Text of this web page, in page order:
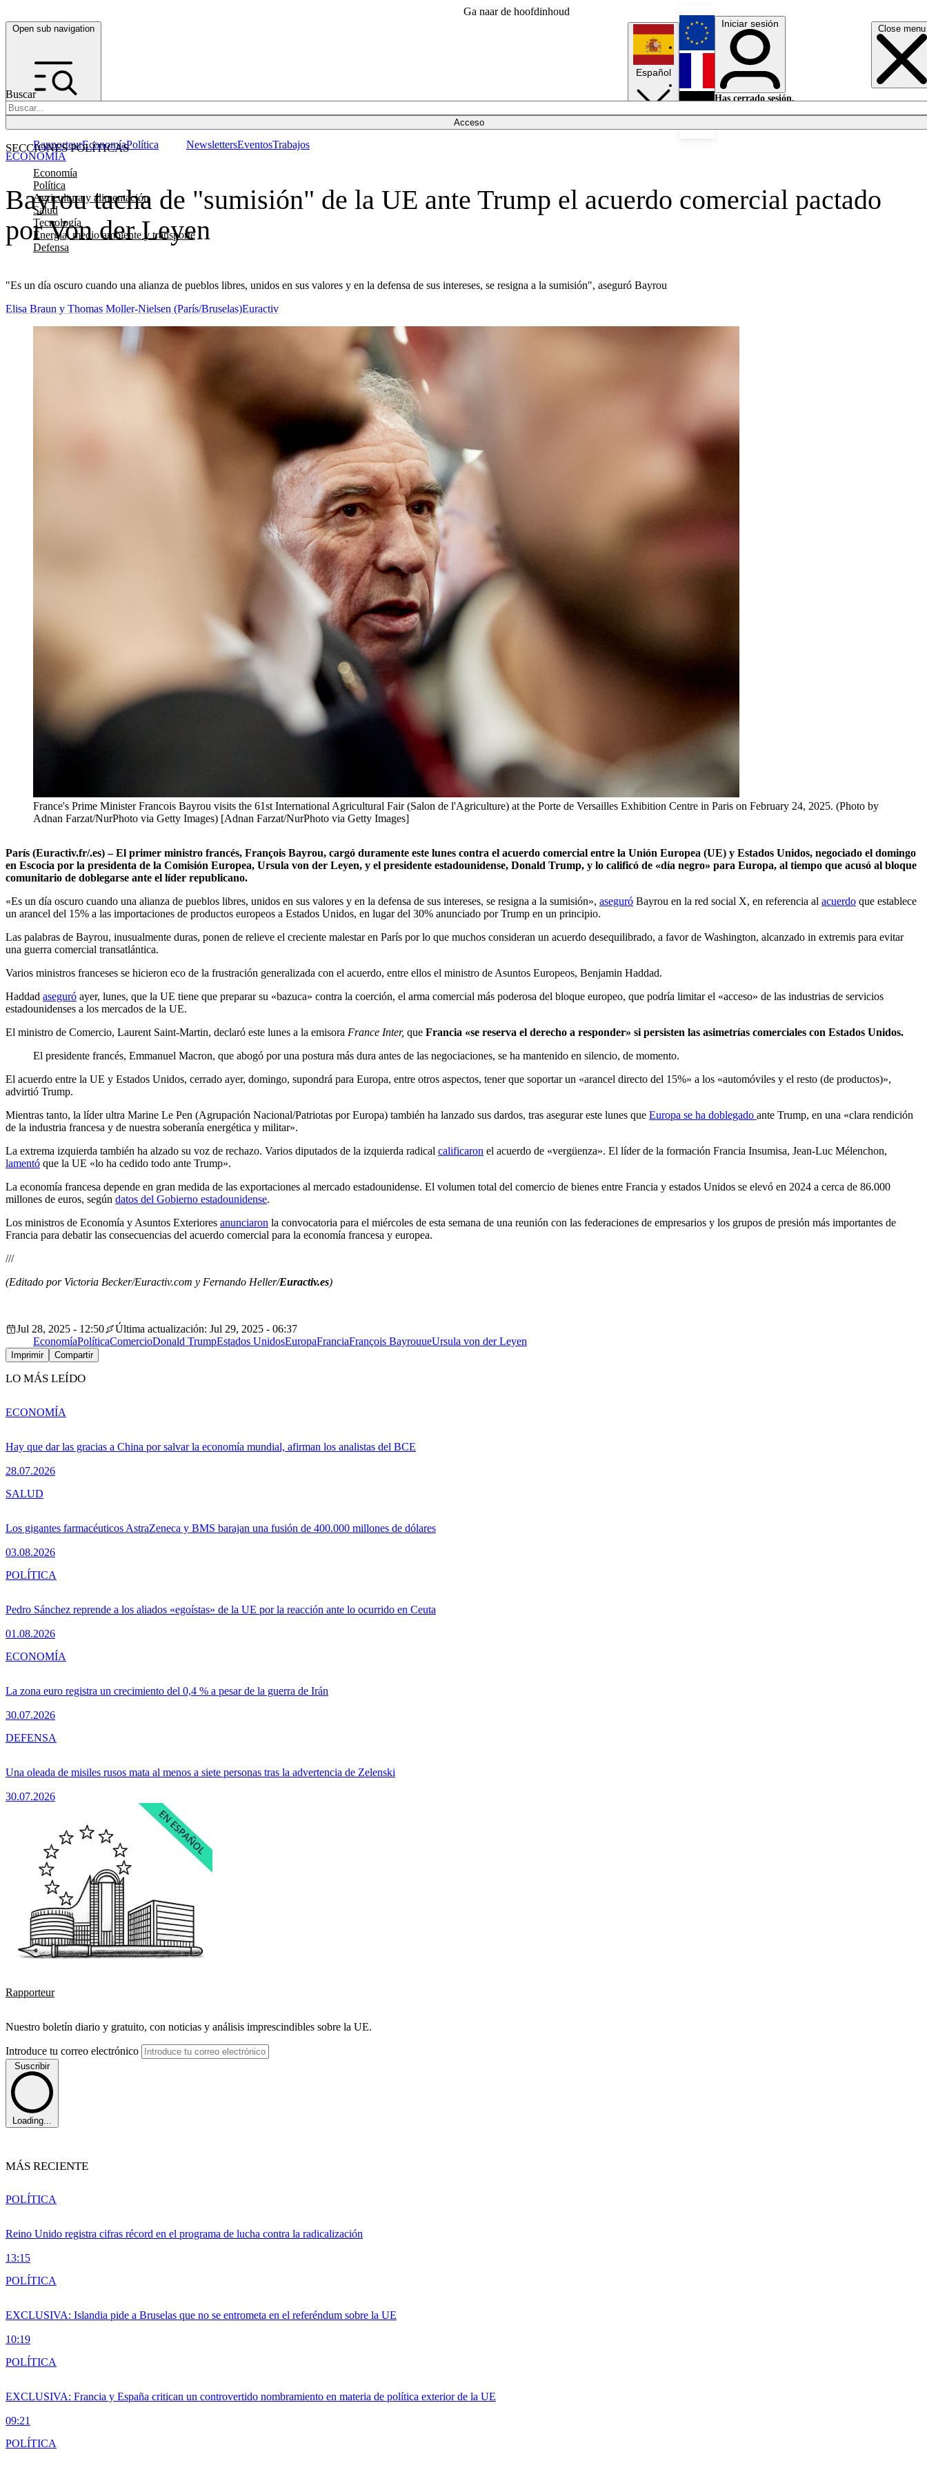
Ga naar de hoofdinhoud
Open sub navigation Close menu
Buscar
Acceso
SECCIONES POLÍTICAS
Economía
Política
Agricultura y alimentación
Salud
Tecnología
Energía, medio ambiente y transporte
Defensa
RapporteurEconomíaPolítica NewslettersEventosTrabajos
Español
English
Français
Iniciar sesión
Has cerrado sesión.
Bayrou tacha de "sumisión" de la UE ante Trump el acuerdo comercial pactado
por Von der Leyen
"Es un día oscuro cuando una alianza de pueblos libres, unidos en sus valores y en la defensa de sus intereses, se resigna a la sumisión", aseguró Bayrou
ECONOMÍA
Elisa Braun y Thomas Moller-Nielsen (París/Bruselas)Euractiv
France's Prime Minister Francois Bayrou visits the 61st International Agricultural Fair (Salon de l'Agriculture) at the Porte de Versailles Exhibition Centre in Paris on February 24, 2025. (Photo by
Adnan Farzat/NurPhoto via Getty Images) [Adnan Farzat/NurPhoto via Getty Images]
París (Euractiv.fr/.es) – El primer ministro francés, François Bayrou, cargó duramente este lunes contra el acuerdo comercial entre la Unión Europea (UE) y Estados Unidos, negociado el domingo
en Escocia por la presidenta de la Comisión Europea, Ursula von der Leyen, y el presidente estadounidense, Donald Trump, y lo calificó de «día negro» para Europa, al tiempo que acusó al bloque
comunitario de doblegarse ante el líder republicano.
«Es un día oscuro cuando una alianza de pueblos libres, unidos en sus valores y en la defensa de sus intereses, se resigna a la sumisión», aseguró Bayrou en la red social X, en referencia al acuerdo que establece
un arancel del 15% a las importaciones de productos europeos a Estados Unidos, en lugar del 30% anunciado por Trump en un principio.
Las palabras de Bayrou, inusualmente duras, ponen de relieve el creciente malestar en París por lo que muchos consideran un acuerdo desequilibrado, a favor de Washington, alcanzado in extremis para evitar
una guerra comercial transatlántica.
Varios ministros franceses se hicieron eco de la frustración generalizada con el acuerdo, entre ellos el ministro de Asuntos Europeos, Benjamin Haddad.
Haddad aseguró ayer, lunes, que la UE tiene que preparar su «bazuca» contra la coerción, el arma comercial más poderosa del bloque europeo, que podría limitar el «acceso» de las industrias de servicios
estadounidenses a los mercados de la UE.
El ministro de Comercio, Laurent Saint-Martin, declaró este lunes a la emisora France Inter, que Francia «se reserva el derecho a responder» si persisten las asimetrías comerciales con Estados Unidos.
El presidente francés, Emmanuel Macron, que abogó por una postura más dura antes de las negociaciones, se ha mantenido en silencio, de momento.
El acuerdo entre la UE y Estados Unidos, cerrado ayer, domingo, supondrá para Europa, entre otros aspectos, tener que soportar un «arancel directo del 15%» a los «automóviles y el resto (de productos)»,
advirtió Trump.
Mientras tanto, la líder ultra Marine Le Pen (Agrupación Nacional/Patriotas por Europa) también ha lanzado sus dardos, tras asegurar este lunes que Europa se ha doblegado ante Trump, en una «clara rendición
de la industria francesa y de nuestra soberanía energética y militar».
La extrema izquierda también ha alzado su voz de rechazo. Varios diputados de la izquierda radical calificaron el acuerdo de «vergüenza». El líder de la formación Francia Insumisa, Jean-Luc Mélenchon,
lamentó que la UE «lo ha cedido todo ante Trump».
La economía francesa depende en gran medida de las exportaciones al mercado estadounidense. El volumen total del comercio de bienes entre Francia y estados Unidos se elevó en 2024 a cerca de 86.000
millones de euros, según datos del Gobierno estadounidense.
Los ministros de Economía y Asuntos Exteriores anunciaron la convocatoria para el miércoles de esta semana de una reunión con las federaciones de empresarios y los grupos de presión más importantes de
Francia para debatir las consecuencias del acuerdo comercial para la economía francesa y europea.
///
(Editado por Victoria Becker/Euractiv.com y Fernando Heller/Euractiv.es)
Jul 28, 2025 - 12:50
Última actualización: Jul 29, 2025 - 06:37
EconomíaPolíticaComercioDonald TrumpEstados UnidosEuropaFranciaFrançois BayrouueUrsula von der Leyen
Imprimir Compartir
LO MÁS LEÍDO
Hay que dar las gracias a China por salvar la economía mundial, afirman los analistas del BCE
28.07.2026
ECONOMÍA
Los gigantes farmacéuticos AstraZeneca y BMS barajan una fusión de 400.000 millones de dólares
03.08.2026
SALUD
Pedro Sánchez reprende a los aliados «egoístas» de la UE por la reacción ante lo ocurrido en Ceuta
01.08.2026
POLÍTICA
La zona euro registra un crecimiento del 0,4 % a pesar de la guerra de Irán
30.07.2026
ECONOMÍA
Una oleada de misiles rusos mata al menos a siete personas tras la advertencia de Zelenski
30.07.2026
DEFENSA
Rapporteur
Nuestro boletín diario y gratuito, con noticias y análisis imprescindibles sobre la UE.
Introduce tu correo electrónico
Suscribir
Loading...
MÁS RECIENTE
Reino Unido registra cifras récord en el programa de lucha contra la radicalización
13:15
POLÍTICA
EXCLUSIVA: Islandia pide a Bruselas que no se entrometa en el referéndum sobre la UE
10:19
POLÍTICA
EXCLUSIVA: Francia y España critican un controvertido nombramiento en materia de política exterior de la UE
09:21
POLÍTICA
POLÍTICA